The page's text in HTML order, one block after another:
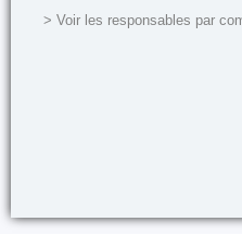
> Voir les responsables par